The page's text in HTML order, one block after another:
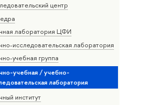
центр
лаборатория ЦФИ
исследовательская лаборатория
учебная группа
учебная / учебно-
лаборатория
институт